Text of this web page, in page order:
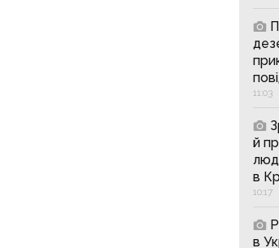
11:03
й
в
10:17
в